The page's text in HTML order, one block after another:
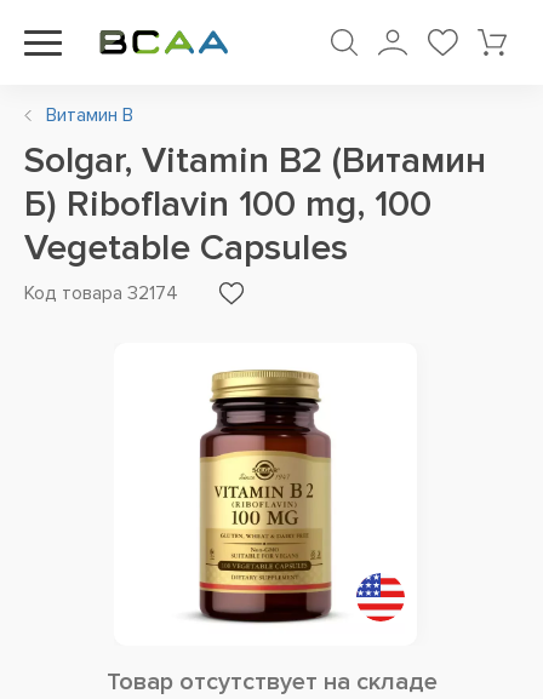
Витамин B
Solgar, Vitamin B2 (Витамин
Б) Riboflavin 100 mg, 100
Vegetable Capsules
Код товара 32174
Товар отсутствует на складе